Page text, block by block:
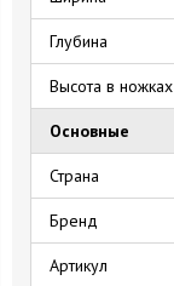
Глубина
Высота в ножках
Основные
Страна
Бренд
Артикул